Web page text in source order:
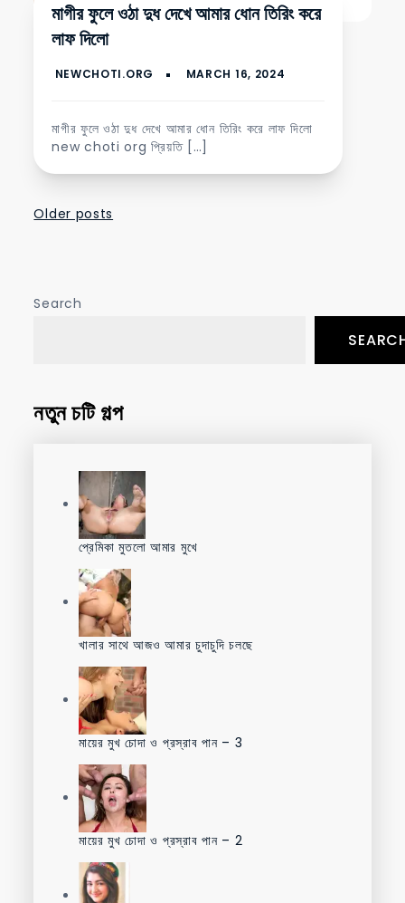
মাগীর ফুলে ওঠা দুধ দেখে আমার ধোন তিরিং করে
লাফ দিলো
মাগীর ফুলে ওঠা দুধ দেখে আমার ধোন তিরিং করে লাফ দিলো
new choti org প্রিয়তি […]
Posts
Older posts
Search
নতুন চটি গল্প
প্রেমিকা মুতলো আমার মুখে
খালার সাথে আজও আমার চুদাচুদি চলছে
মায়ের মুখ চোদা ও প্রস্রাব পান – 3
মায়ের মুখ চোদা ও প্রস্রাব পান – 2